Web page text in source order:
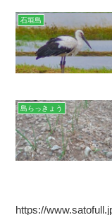
石垣島
島らっきょう
https://